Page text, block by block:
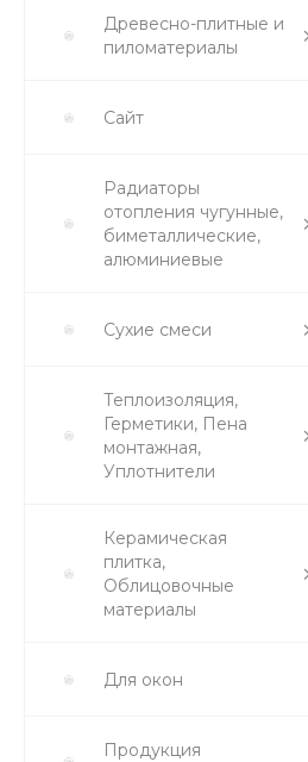
Древесно-плитные и
пиломатериалы
Сайт
Радиаторы
отопления чугунные,
биметаллические,
алюминиевые
Сухие смеси
Теплоизоляция,
Герметики, Пена
монтажная,
Уплотнители
Керамическая
плитка,
Облицовочные
материалы
Для окон
Продукция